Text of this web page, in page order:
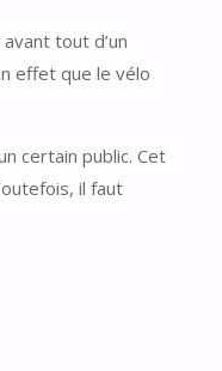
tout d’un
effet que le vélo
certain public. Cet
il faut